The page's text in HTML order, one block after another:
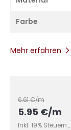
Farbe
Mehr erfahren
6.61€/m
5.95 €/m
Inkl. 19% Steuern ,